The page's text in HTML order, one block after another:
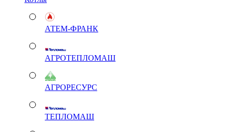
АТЕМ-ФРАНК
АГРОТЕПЛОМАШ
АГРОРЕСУРС
ТЕПЛОМАШ